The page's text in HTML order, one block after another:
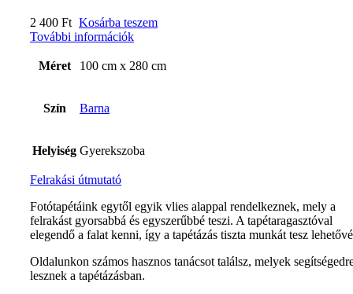
2 400 Ft Kosárba teszem
További információk
Méret 100 cm x 280 cm
Szín Barna
Helyiség Gyerekszoba
Felrakási útmutató
Fotótapétáink egytől egyik vlies alappal rendelkeznek, mely a
felrakást gyorsabbá és egyszerűbbé teszi. A tapétaragasztóval
elegendő a falat kenni, így a tapétázás tiszta munkát tesz
Oldalunkon számos hasznos tanácsot találsz, melyek
lesznek a tapétázásban.